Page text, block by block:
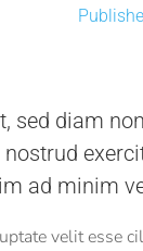
sed diam
ad minim
velit esse